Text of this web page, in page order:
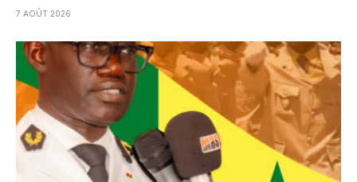
7 AOÛT 2026